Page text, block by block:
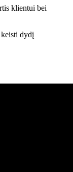
klientui bei
dydį